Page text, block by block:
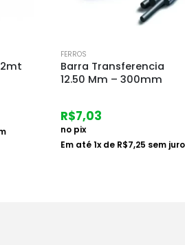
FERROS
Ferro Ca50 1/2 (12.5mm)
12m
R$133,38
no pix
Em até2x deR$68,75sem